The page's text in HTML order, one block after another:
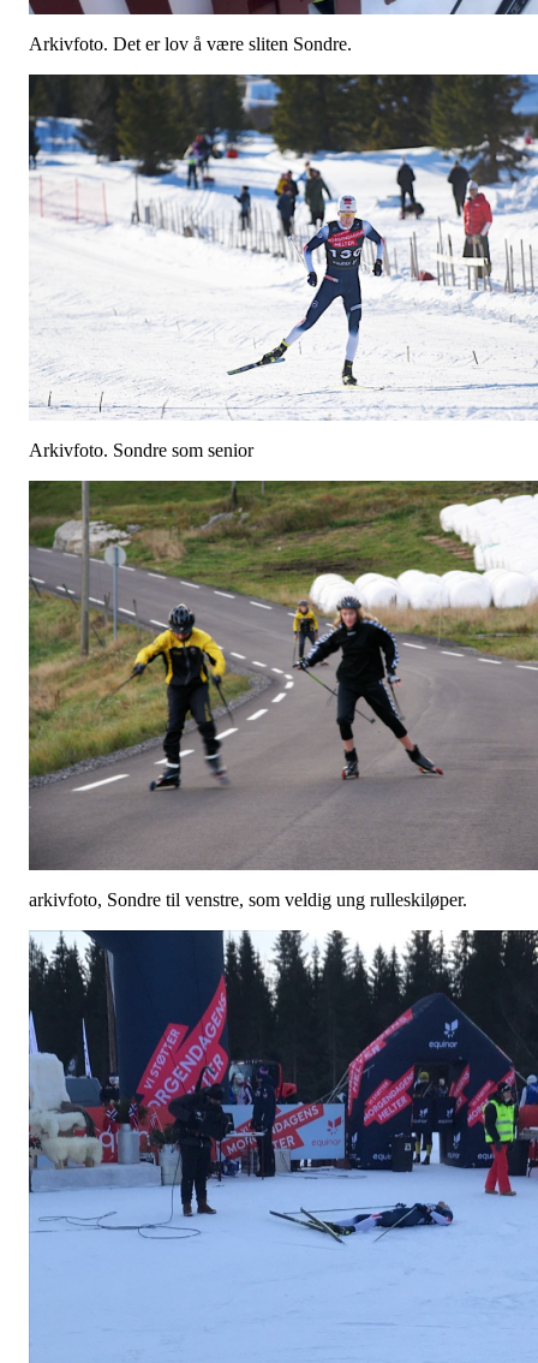
Arkivfoto. Det er lov å være sliten Sondre.
Arkivfoto. Sondre som senior
arkivfoto, Sondre til venstre, som veldig ung rulleskiløper.